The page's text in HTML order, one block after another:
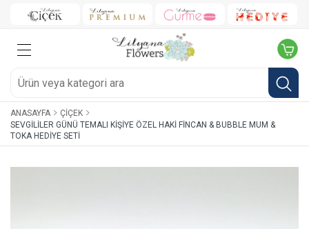
ANASAYFA
ÇIÇEK
SEVGILILER GÜNÜ TEMALI KIŞIYE ÖZEL HAKI FINCAN & BUBBLE MUM &
TOKA HEDIYE SETI